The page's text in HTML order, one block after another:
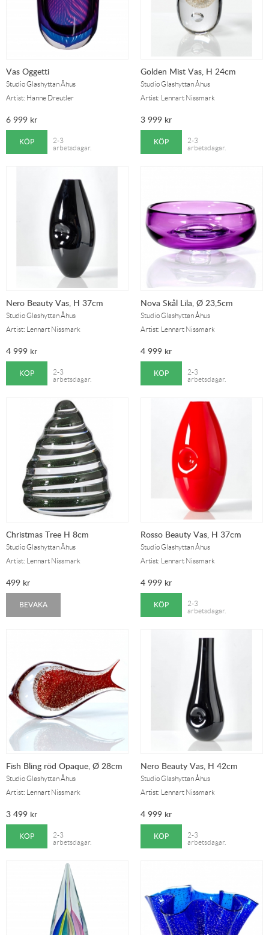
Vas Oggetti
Studio Glashyttan Åhus
Artist: Hanne Dreutler
6 999 kr
KÖP
2-3
arbetsdagar.
Golden Mist Vas, H 24cm
Studio Glashyttan Åhus
Artist: Lennart Nissmark
3 999 kr
KÖP
2-3
arbetsdagar.
Nero Beauty Vas, H 37cm
Studio Glashyttan Åhus
Artist: Lennart Nissmark
4 999 kr
KÖP
2-3
arbetsdagar.
Nova Skål Lila, Ø 23,5cm
Studio Glashyttan Åhus
Artist: Lennart Nissmark
4 999 kr
KÖP
2-3
arbetsdagar.
Christmas Tree H 8cm
Studio Glashyttan Åhus
Artist: Lennart Nissmark
499 kr
BEVAKA
Rosso Beauty Vas, H 37cm
Studio Glashyttan Åhus
Artist: Lennart Nissmark
4 999 kr
KÖP
2-3
arbetsdagar.
Fish Bling röd Opaque, Ø 28cm
Studio Glashyttan Åhus
Artist: Lennart Nissmark
3 499 kr
KÖP
2-3
arbetsdagar.
Nero Beauty Vas, H 42cm
Studio Glashyttan Åhus
Artist: Lennart Nissmark
4 999 kr
KÖP
2-3
arbetsdagar.